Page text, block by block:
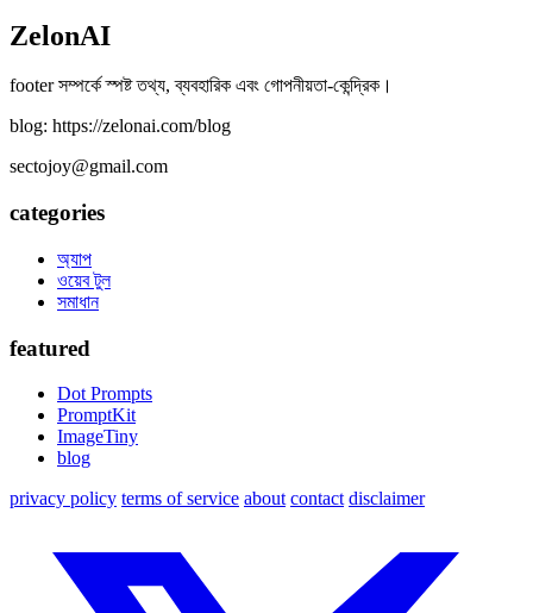
ZelonAI
footer সম্পর্কে স্পষ্ট তথ্য, ব্যবহারিক এবং গোপনীয়তা-কেন্দ্রিক।
blog: https://zelonai.com/blog
sectojoy@gmail.com
categories
অ্যাপ
ওয়েব টুল
সমাধান
featured
Dot Prompts
PromptKit
ImageTiny
blog
privacy policy terms of service about contact disclaimer